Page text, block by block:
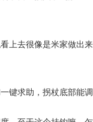
上去很像是米家做出来
键求助，拐杖底部能调